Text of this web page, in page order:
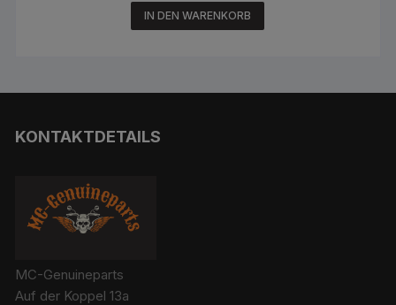
IN DEN WARENKORB
KONTAKTDETAILS
MC-Genuineparts
Auf der Koppel 13a